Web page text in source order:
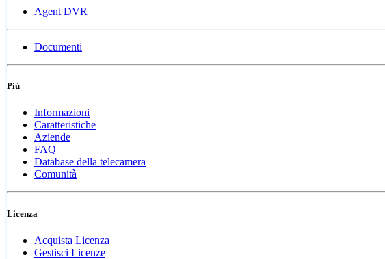
Agent DVR
Documenti
Più
Informazioni
Caratteristiche
Aziende
FAQ
Database della telecamera
Comunità
Licenza
Acquista Licenza
Gestisci Licenze